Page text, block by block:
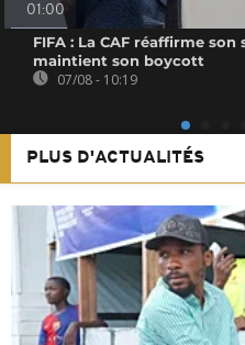
01:00
FIFA : La CAF réaffirme
maintient son boycott
07/08 - 10:19
PLUS D'ACTUALITÉS